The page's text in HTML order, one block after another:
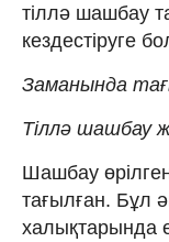
тіллә шашбау
кездестіруге
Заманында
Тіллә шашбау
Шашбау
тағылған. Бұл
халықтарында